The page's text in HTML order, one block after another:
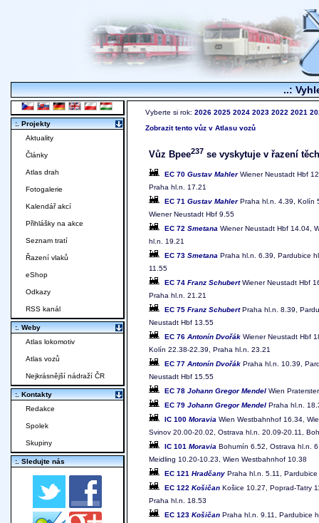
..:
Vyberte si rok: 2026 2025 2024 2023 2022 2021
Zobrazit tento vůz v Atlasu vozů
Vůz Bpee237 se vyskytuje v řazení
EC 70 Gustav MahlerWiener Neustadt Hbf
Praha hl.n. 17.21
EC 71 Gustav MahlerPraha hl.n. 4.39, Kolín
Wiener Neustadt Hbf 9.55
EC 72 Smetana Wiener Neustadt Hbf 14.04,
hl.n. 19.21
EC 73 Smetana Praha hl.n. 6.39, Pardubice
11.55
EC 74 Franz SchubertWiener Neustadt Hbf
Praha hl.n. 21.21
EC 75 Franz SchubertPraha hl.n. 8.39,
Neustadt Hbf 13.55
EC 76 Antonín Dvořák Wiener Neustadt Hbf
Kolín 22.38-22.39, Praha hl.n. 23.21
EC 77 Antonín Dvořák Praha hl.n. 10.39,
Neustadt Hbf 15.55
EC 78 Johann Gregor Mendel Wien
EC 79 Johann Gregor Mendel Praha hl.n.
IC 100 Moravia Wien Westbahnhof 16.34,
Svinov 20.00-20.02, Ostrava hl.n. 20.09-20.11,
IC 101 Moravia Bohumín 6.52, Ostrava hl.n.
Meidling 10.20-10.23, Wien Westbahnhof 10.38
EC 121 Hradčany Praha hl.n. 5.11,
EC 122 Košičan Košice 10.27, Poprad-Tatry
Praha hl.n. 18.53
EC 123 Košičan Praha hl.n. 9.11, Pardubice
:. Projekty
Aktuality
Články
Atlas drah
Fotogalerie
Kalendář akcí
Přihlášky na akce
Seznam tratí
Řazení vlaků
eShop
Odkazy
RSS kanál
:. Weby
Atlas lokomotiv
Atlas vozů
Nejkrásnější nádraží ČR
:. Kontakty
Redakce
Spolek
Skupiny
:. Sledujte nás